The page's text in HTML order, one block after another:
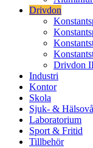
Drivdon
Drivdon
Industri
Kontor
Skola
Sjuk- &
Laboratorium
Sport & Fritid
Tillbehör